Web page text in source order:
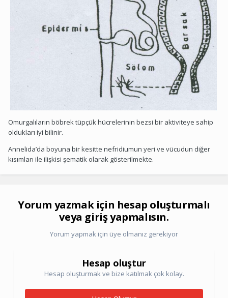
Omurgalıların böbrek tüpçük hücrelerinin bezsi bir aktiviteye sahip
oldukları iyi bilinir.
Annelida’da boyuna bir kesitte nefridiumun yeri ve vücudun diğer
kısımları ile ilişkisi şematik olarak gösterilmekte.
Yorum yazmak için hesap oluşturmalı
veya giriş yapmalısın.
Yorum yapmak için üye olmanız gerekiyor
Hesap oluştur
Hesap oluşturmak ve bize katılmak çok kolay.